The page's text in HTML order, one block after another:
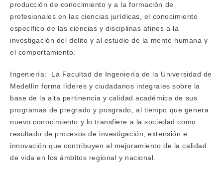
producción de conocimiento y a la formación de
profesionales en las ciencias jurídicas, el conocimiento
específico de las ciencias y disciplinas afines a la
investigación del delito y al estudio de la mente humana y
el comportamiento.
Ingeniería: La Facultad de Ingeniería de la Universidad de
Medellín forma líderes y ciudadanos integrales sobre la
base de la alta pertinencia y calidad académica de sus
programas de pregrado y posgrado, al tiempo que genera
nuevo conocimiento y lo transfiere a la sociedad como
resultado de procesos de investigación, extensión e
innovación que contribuyen al mejoramiento de la calidad
de vida en los ámbitos regional y nacional.